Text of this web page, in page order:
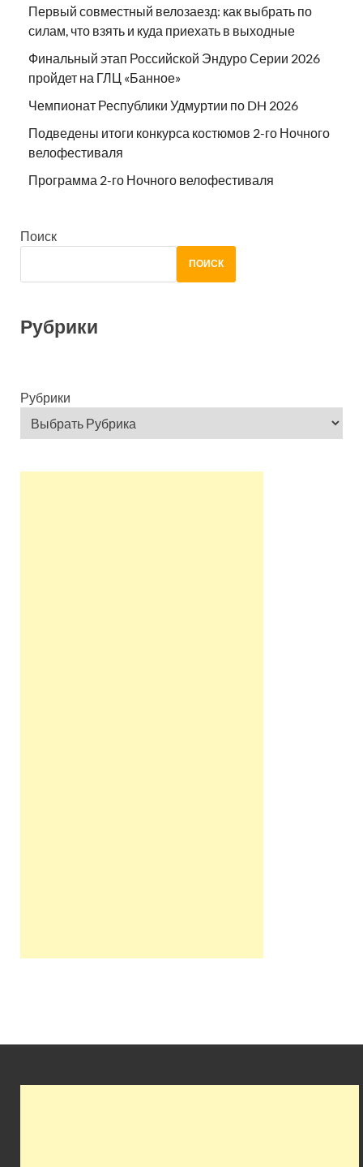
Первый совместный велозаезд: как выбрать по
силам, что взять и куда приехать в выходные
Финальный этап Российской Эндуро Серии 2026
пройдет на ГЛЦ «Банное»
Чемпионат Республики Удмуртии по DH 2026
Подведены итоги конкурса костюмов 2-го Ночного
велофестиваля
Программа 2-го Ночного велофестиваля
Поиск
ПОИСК
Рубрики
Рубрики